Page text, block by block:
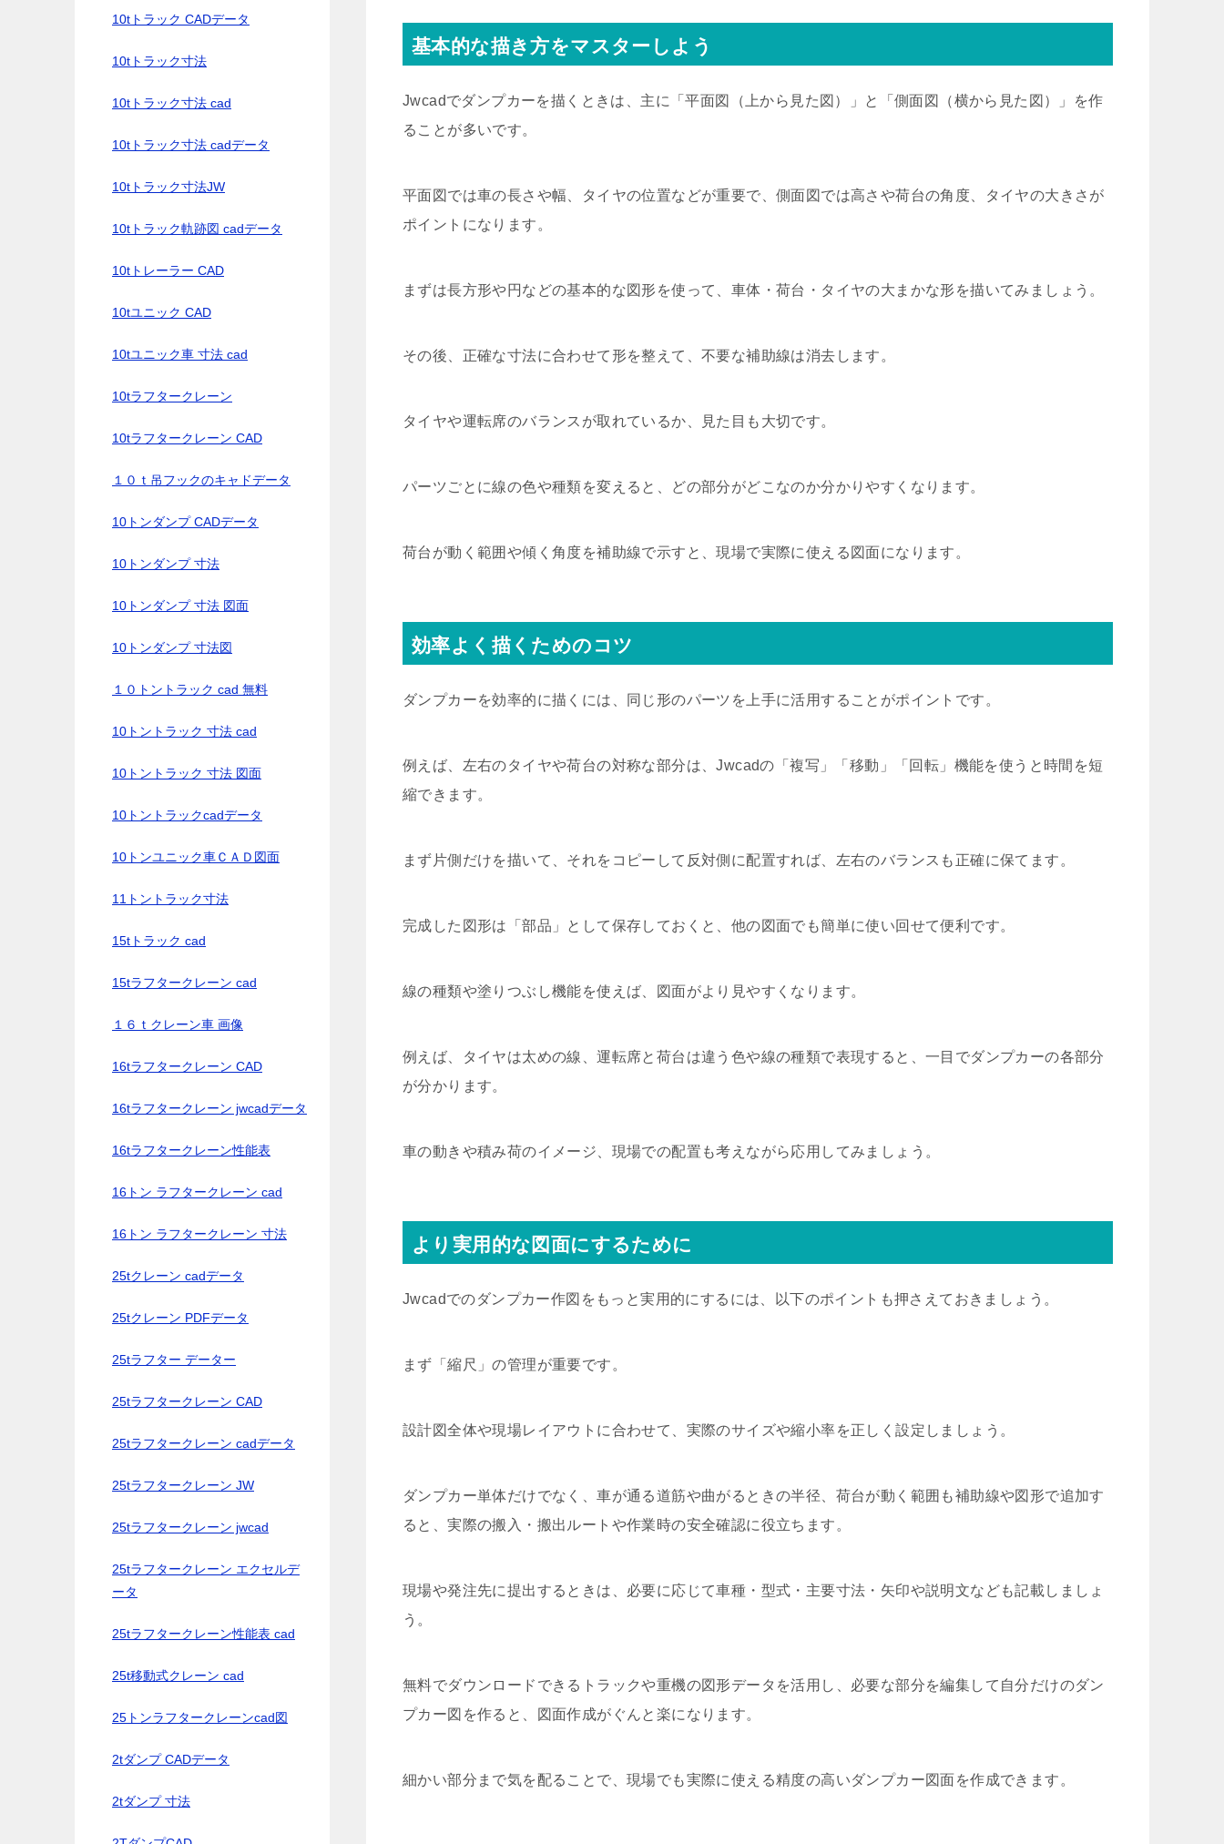
基本的な描き方をマスターしよう
Jwcadでダンプカーを描くときは、主に「平面図（上から見た図）」と「側面図（横から見た図）」を作
ることが多いです。
平面図では車の長さや幅、タイヤの位置などが重要で、側面図では高さや荷台の角度、タイヤの大きさが
ポイントになります。
まずは長方形や円などの基本的な図形を使って、車体・荷台・タイヤの大まかな形を描いてみましょう。
その後、正確な寸法に合わせて形を整えて、不要な補助線は消去します。
タイヤや運転席のバランスが取れているか、見た目も大切です。
パーツごとに線の色や種類を変えると、どの部分がどこなのか分かりやすくなります。
荷台が動く範囲や傾く角度を補助線で示すと、現場で実際に使える図面になります。
効率よく描くためのコツ
ダンプカーを効率的に描くには、同じ形のパーツを上手に活用することがポイントです。
例えば、左右のタイヤや荷台の対称な部分は、Jwcadの「複写」「移動」「回転」機能を使うと時間を短
縮できます。
まず片側だけを描いて、それをコピーして反対側に配置すれば、左右のバランスも正確に保てます。
完成した図形は「部品」として保存しておくと、他の図面でも簡単に使い回せて便利です。
線の種類や塗りつぶし機能を使えば、図面がより見やすくなります。
例えば、タイヤは太めの線、運転席と荷台は違う色や線の種類で表現すると、一目でダンプカーの各部分
が分かります。
車の動きや積み荷のイメージ、現場での配置も考えながら応用してみましょう。
より実用的な図面にするために
Jwcadでのダンプカー作図をもっと実用的にするには、以下のポイントも押さえておきましょう。
まず「縮尺」の管理が重要です。
設計図全体や現場レイアウトに合わせて、実際のサイズや縮小率を正しく設定しましょう。
ダンプカー単体だけでなく、車が通る道筋や曲がるときの半径、荷台が動く範囲も補助線や図形で追加す
ると、実際の搬入・搬出ルートや作業時の安全確認に役立ちます。
現場や発注先に提出するときは、必要に応じて車種・型式・主要寸法・矢印や説明文なども記載しましょ
う。
無料でダウンロードできるトラックや重機の図形データを活用し、必要な部分を編集して自分だけのダン
プカー図を作ると、図面作成がぐんと楽になります。
細かい部分まで気を配ることで、現場でも実際に使える精度の高いダンプカー図面を作成できます。
10tトラック CADデータ
10tトラック寸法
10tトラック寸法 cad
10tトラック寸法 cadデータ
10tトラック寸法JW
10tトラック軌跡図 cadデータ
10tトレーラー CAD
10tユニック CAD
10tユニック車 寸法 cad
10tラフタークレーン
10tラフタークレーン CAD
１０ｔ吊フックのキャドデータ
10トンダンプ CADデータ
10トンダンプ 寸法
10トンダンプ 寸法 図面
10トンダンプ 寸法図
１０トントラック cad 無料
10トントラック 寸法 cad
10トントラック 寸法 図面
10トントラックcadデータ
10トンユニック車ＣＡＤ図面
11トントラック寸法
15tトラック cad
15tラフタークレーン cad
１６ｔクレーン車 画像
16tラフタークレーン CAD
16tラフタークレーン jwcadデータ
16tラフタークレーン性能表
16トン ラフタークレーン cad
16トン ラフタークレーン 寸法
25tクレーン cadデータ
25tクレーン PDFデータ
25tラフター データー
25tラフタークレーン CAD
25tラフタークレーン cadデータ
25tラフタークレーン JW
25tラフタークレーン jwcad
25tラフタークレーン エクセルデ
ータ
25tラフタークレーン性能表 cad
25t移動式クレーン cad
25トンラフタークレーンcad図
2tダンプ CADデータ
2tダンプ 寸法